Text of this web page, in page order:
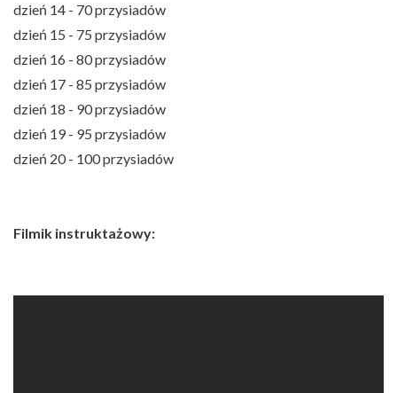
dzień 14 - 70 przysiadów
dzień 15 - 75 przysiadów
dzień 16 - 80 przysiadów
dzień 17 - 85 przysiadów
dzień 18 - 90 przysiadów
dzień 19 - 95 przysiadów
dzień 20 - 100 przysiadów
Filmik instruktażowy: